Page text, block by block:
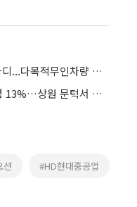
"고의 지연 막아야" 방사청장 한 마디...다목적무인차량 공전 끝날까
美 클래리티 법안 연내 통과 가능성 13%…상원 문턱서 제동
션 #HD현대중공업